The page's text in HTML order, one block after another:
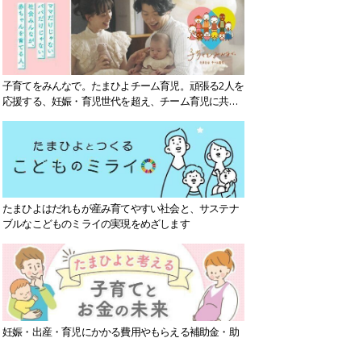
子育てをみんなで。たまひよチーム育児。頑張る2人を
応援する、妊娠・育児世代を超え、チーム育児に共感
たまひよはだれもが産み育てやすい社会と、サステナ
ブルなこどものミライの実現をめざします
妊娠・出産・育児にかかる費用やもらえる補助金・助